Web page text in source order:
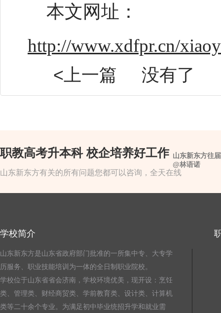
本文网址：
http://www.xdfpr.cn/
<上一篇 没有了
职教高考升本科 校企培养好工作
山东新东方有关的所有问题您都可以咨询，全天在线
山东新东方往
@林语诺
学校简介
山东新东方是山东省政府部门批准的一所集中专、大专学
历服务、职业技能培训为一体的全日制职业院校。
学校位于山东省省会济南，学校环境优美，现开设：烹饪
类、管理类、财经商贸类、学前教育类、设计类、计算机
类等二十余个专业。为满足初中毕业统招升学和就业需